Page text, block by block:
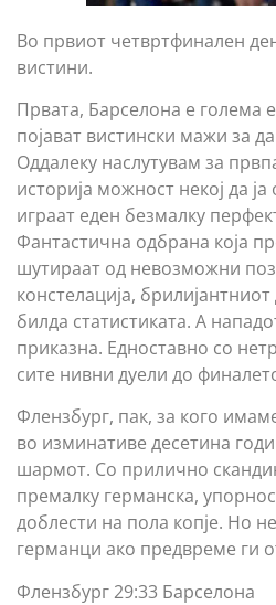
Во првиот четвртфинален
вистини.
Првата, Барселона е голема
појават вистински мажи за
Оддалеку наслутувам за
историја можност некој да
играат еден безмалку
Фантастична одбрана која
шутираат од невозможни
констелација,
билда статистиката. А
приказна. Едноставно со
сите нивни дуели до
Флензбург, пак, за кого
во изминативе десетина
шармот. Со прилично
премалку германска,
доблести на пола копје. Но
германци ако предвреме ги
Флензбург 29:33 Барселона